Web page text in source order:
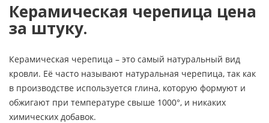
Керамическая черепица цена
за штуку.
Керамическая черепица – это самый натуральный вид
кровли. Её часто называют натуральная черепица, так как
в производстве используется глина, которую формуют и
обжигают при температуре свыше 1000°, и никаких
химических добавок.